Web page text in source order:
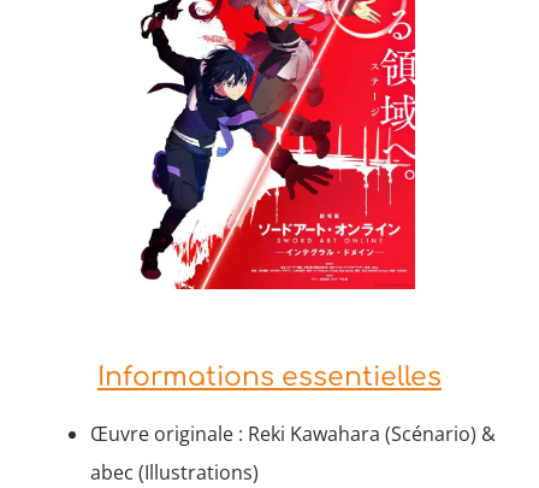
Informations essentielles
Œuvre originale : Reki Kawahara (Scénario) &
abec (Illustrations)